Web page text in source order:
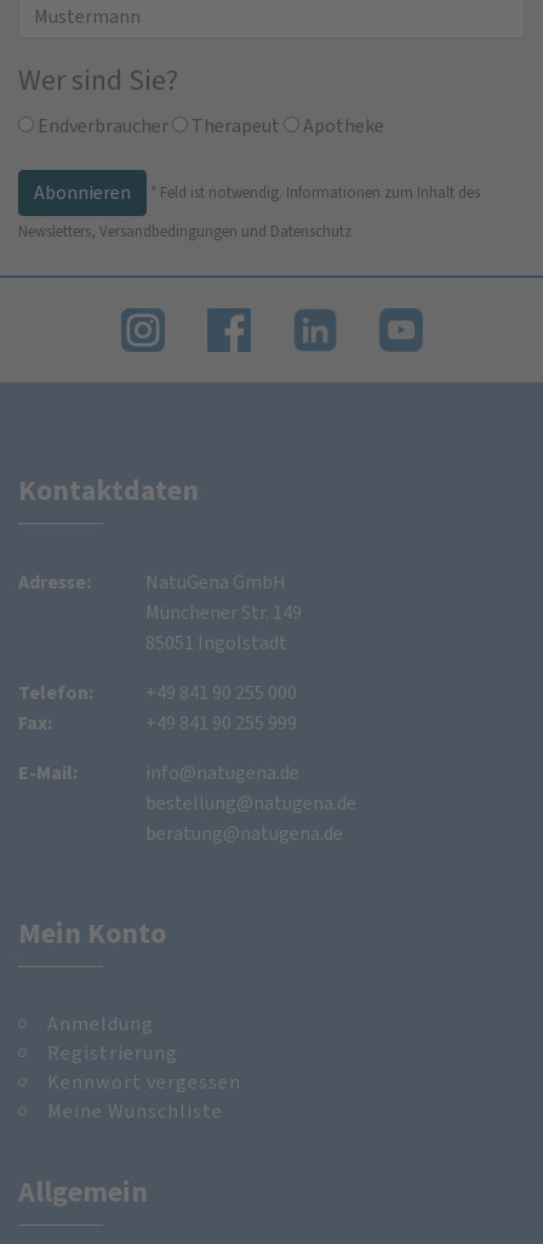
Wer sind Sie?
Endverbraucher Therapeut Apotheke
* Feld ist notwendig. Informationen zum Inhalt des
Newsletters, Versandbedingungen und Datenschutz
Kontaktdaten
Adresse:
NatuGena GmbH
Münchener Str. 149
85051 Ingolstadt
Telefon:
Fax:
+49 841 90 255 000
+49 841 90 255 999
E-Mail:
info@natugena.de
bestellung@natugena.de
beratung@natugena.de
Mein Konto
Anmeldung
Registrierung
Kennwort vergessen
Meine Wunschliste
Allgemein